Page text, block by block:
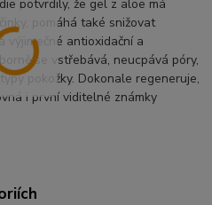
potvrdily, že gel z aloe má
pomáhá také snižovat
výjimečné antioxidační a
se vstřebává, neucpává póry,
pokožky. Dokonale regeneruje,
i první viditelné známky